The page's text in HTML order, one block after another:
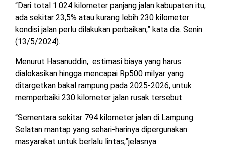
TULANG
BAWANG
BARAT
WAYKANAN
DPRD
MESUJI
DPRD
PESISIR
BARAT
DPRD
BAWANG
DPRD
“Dari total 1.024 kilometer panjang jalan kabupaten itu,
ada sekitar 23,5% atau kurang lebih 230 kilometer
kondisi jalan perlu dilakukan perbaikan,” kata dia. Senin
(13/5/2024).
Menurut Hasanuddin, estimasi biaya yang harus
dialokasikan hingga mencapai Rp500 milyar yang
ditargetkan bakal rampung pada 2025-2026, untuk
memperbaiki 230 kilometer jalan rusak tersebut.
“Sementara sekitar 794 kilometer jalan di Lampung
Selatan mantap yang sehari-harinya dipergunakan
masyarakat untuk berlalu lintas,”jelasnya.